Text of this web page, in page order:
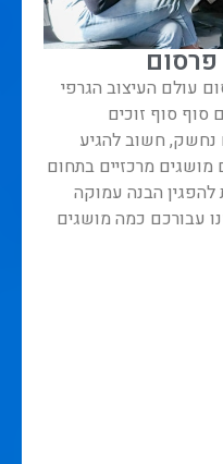
עולם העיצוב הגרפי
סוף סוף זוכים
נחשק, חשוב להגיע
מושגים מרכזיים בתחום
להפגין הבנה עמוקה
עבורכם כמה מושגים